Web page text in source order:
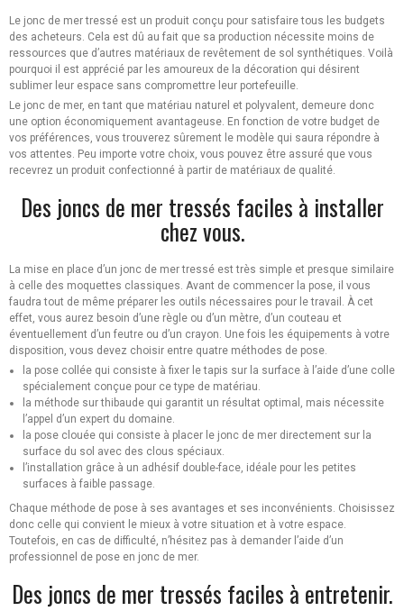
Le jonc de mer tressé est un produit conçu pour satisfaire tous les budgets
des acheteurs. Cela est dû au fait que sa production nécessite moins de
ressources que d’autres matériaux de revêtement de sol synthétiques. Voilà
pourquoi il est apprécié par les amoureux de la décoration qui désirent
sublimer leur espace sans compromettre leur portefeuille.
Le jonc de mer, en tant que matériau naturel et polyvalent, demeure donc
une option économiquement avantageuse. En fonction de votre budget de
vos préférences, vous trouverez sûrement le modèle qui saura répondre à
vos attentes. Peu importe votre choix, vous pouvez être assuré que vous
recevrez un produit confectionné à partir de matériaux de qualité.
Des joncs de mer tressés faciles à installer
chez vous.
La mise en place d’un jonc de mer tressé est très simple et presque similaire
à celle des moquettes classiques. Avant de commencer la pose, il vous
faudra tout de même préparer les outils nécessaires pour le travail. À cet
effet, vous aurez besoin d’une règle ou d’un mètre, d’un couteau et
éventuellement d’un feutre ou d’un crayon. Une fois les équipements à votre
disposition, vous devez choisir entre quatre méthodes de pose.
la pose collée qui consiste à fixer le tapis sur la surface à l’aide d’une colle
spécialement conçue pour ce type de matériau.
la méthode sur thibaude qui garantit un résultat optimal, mais nécessite
l’appel d’un expert du domaine.
la pose clouée qui consiste à placer le jonc de mer directement sur la
surface du sol avec des clous spéciaux.
l’installation grâce à un adhésif double-face, idéale pour les petites
surfaces à faible passage.
Chaque méthode de pose à ses avantages et ses inconvénients. Choisissez
donc celle qui convient le mieux à votre situation et à votre espace.
Toutefois, en cas de difficulté, n’hésitez pas à demander l’aide d’un
professionnel de pose en jonc de mer.
Des joncs de mer tressés faciles à entretenir.